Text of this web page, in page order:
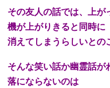
その友人の話では、上が
機が上がりきると同時に
消えてしまうらしいとの
そんな笑い話か幽霊話が
落にならないのは